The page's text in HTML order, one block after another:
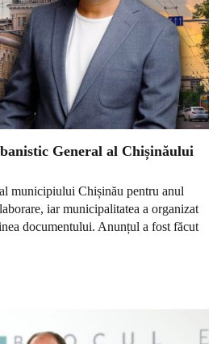
General al Chișinăului
municipiului Chișinău pentru anul
iar municipalitatea a organizat
documentului. Anunțul a fost făcut